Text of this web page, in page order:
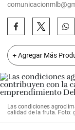
+ Agregar Más
Las condiciones
calidad de la fruta. Foto: